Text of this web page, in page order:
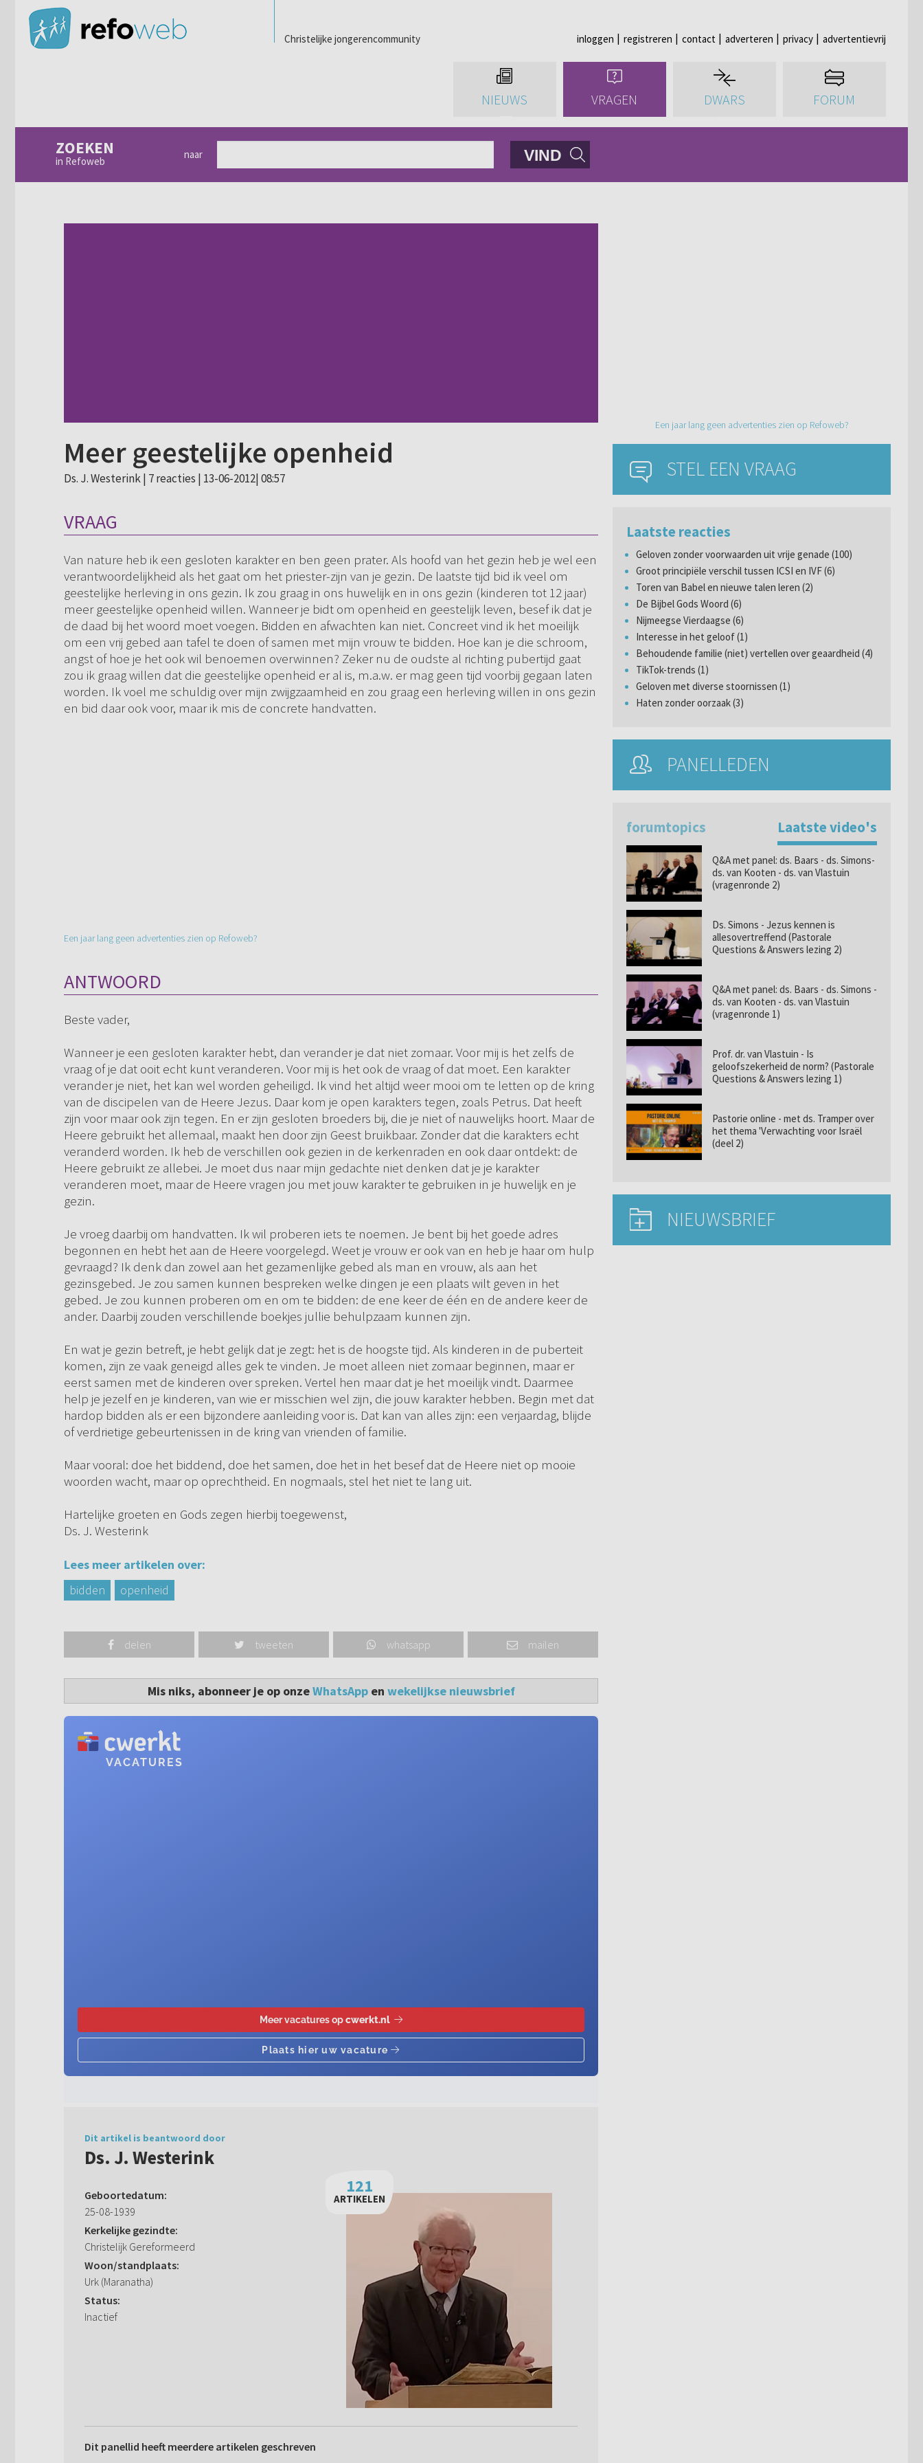
Christelijke jongerencommunity inloggen registreren contact adverteren privacy advertentievrij
NIEUWS VRAGEN DWARS FORUM
ZOEKEN
in Refoweb
naar VIND
Meer geestelijke openheid
Ds. J. Westerink | 7 reacties | 13-06-2012| 08:57
VRAAG
Van nature heb ik een gesloten karakter en ben geen prater. Als hoofd van het gezin heb je wel een
verantwoordelijkheid als het gaat om het priester-zijn van je gezin. De laatste tijd bid ik veel om
geestelijke herleving in ons gezin. Ik zou graag in ons huwelijk en in ons gezin (kinderen tot 12 jaar)
meer geestelijke openheid willen. Wanneer je bidt om openheid en geestelijk leven, besef ik dat je
de daad bij het woord moet voegen. Bidden en afwachten kan niet. Concreet vind ik het moeilijk
om een vrij gebed aan tafel te doen of samen met mijn vrouw te bidden. Hoe kan je die schroom,
angst of hoe je het ook wil benoemen overwinnen? Zeker nu de oudste al richting pubertijd gaat
zou ik graag willen dat die geestelijke openheid er al is, m.a.w. er mag geen tijd voorbij gegaan laten
worden. Ik voel me schuldig over mijn zwijgzaamheid en zou graag een herleving willen in ons gezin
en bid daar ook voor, maar ik mis de concrete handvatten.
Een jaar lang geen advertenties zien op Refoweb?
ANTWOORD
Beste vader,
Wanneer je een gesloten karakter hebt, dan verander je dat niet zomaar. Voor mij is het zelfs de
vraag of je dat ooit echt kunt veranderen. Voor mij is het ook de vraag of dat moet. Een karakter
verander je niet, het kan wel worden geheiligd. Ik vind het altijd weer mooi om te letten op de kring
van de discipelen van de Heere Jezus. Daar kom je open karakters tegen, zoals Petrus. Dat heeft
zijn voor maar ook zijn tegen. En er zijn gesloten broeders bij, die je niet of nauwelijks hoort. Maar de
Heere gebruikt het allemaal, maakt hen door zijn Geest bruikbaar. Zonder dat die karakters echt
veranderd worden. Ik heb de verschillen ook gezien in de kerkenraden en ook daar ontdekt: de
Heere gebruikt ze allebei. Je moet dus naar mijn gedachte niet denken dat je je karakter
veranderen moet, maar de Heere vragen jou met jouw karakter te gebruiken in je huwelijk en je
gezin.
Je vroeg daarbij om handvatten. Ik wil proberen iets te noemen. Je bent bij het goede adres
begonnen en hebt het aan de Heere voorgelegd. Weet je vrouw er ook van en heb je haar om hulp
gevraagd? Ik denk dan zowel aan het gezamenlijke gebed als man en vrouw, als aan het
gezinsgebed. Je zou samen kunnen bespreken welke dingen je een plaats wilt geven in het
gebed. Je zou kunnen proberen om en om te bidden: de ene keer de één en de andere keer de
ander. Daarbij zouden verschillende boekjes jullie behulpzaam kunnen zijn.
En wat je gezin betreft, je hebt gelijk dat je zegt: het is de hoogste tijd. Als kinderen in de puberteit
komen, zijn ze vaak geneigd alles gek te vinden. Je moet alleen niet zomaar beginnen, maar er
eerst samen met de kinderen over spreken. Vertel hen maar dat je het moeilijk vindt. Daarmee
help je jezelf en je kinderen, van wie er misschien wel zijn, die jouw karakter hebben. Begin met dat
hardop bidden als er een bijzondere aanleiding voor is. Dat kan van alles zijn: een verjaardag, blijde
of verdrietige gebeurtenissen in de kring van vrienden of familie.
Maar vooral: doe het biddend, doe het samen, doe het in het besef dat de Heere niet op mooie
woorden wacht, maar op oprechtheid. En nogmaals, stel het niet te lang uit.
Hartelijke groeten en Gods zegen hierbij toegewenst,
Ds. J. Westerink
Lees meer artikelen over:
bidden
openheid
delen tweeten whatsapp mailen
Mis niks, abonneer je op onzeWhatsAppen wekelijkse nieuwsbrief
Dit artikel is beantwoord door
Ds. J. Westerink
Geboortedatum:
25-08-1939
Kerkelijke gezindte:
Christelijk Gereformeerd
Woon/standplaats:
Urk (Maranatha)
Status:
Inactief
121
ARTIKELEN
Dit panellid heeft meerdere artikelen geschreven
Een jaar lang geen advertenties zien op Refoweb?
STEL EEN VRAAG
Laatste reacties
Geloven zonder voorwaarden uit vrije genade (100)
Groot principiële verschil tussen ICSI en IVF (6)
Toren van Babel en nieuwe talen leren (2)
De Bijbel Gods Woord (6)
Nijmeegse Vierdaagse (6)
Interesse in het geloof (1)
Behoudende familie (niet) vertellen over geaardheid (4)
TikTok-trends (1)
Geloven met diverse stoornissen (1)
Haten zonder oorzaak (3)
PANELLEDEN
forumtopics Laatste video's
Q&A met panel: ds. Baars - ds. Simons-
ds. van Kooten - ds. van Vlastuin
(vragenronde 2)
Ds. Simons - Jezus kennen is
allesovertreffend (Pastorale
Questions & Answers lezing 2)
Q&A met panel: ds. Baars - ds. Simons -
ds. van Kooten - ds. van Vlastuin
(vragenronde 1)
Prof. dr. van Vlastuin - Is
geloofszekerheid de norm? (Pastorale
Questions & Answers lezing 1)
Pastorie online - met ds. Tramper over
het thema 'Verwachting voor Israël
(deel 2)
NIEUWSBRIEF